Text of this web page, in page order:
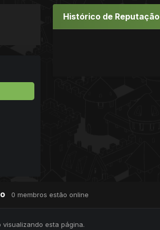
Histórico de Reputação
0 membros estão online
esta página.